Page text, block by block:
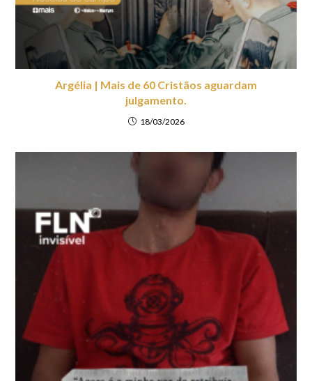
Argélia | Mais de 60 Cristãos aguardam
julgamento.
18/03/2026